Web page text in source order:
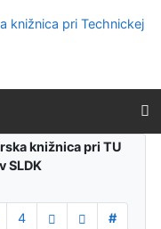
knižnica pri TU
SLDK
4
#